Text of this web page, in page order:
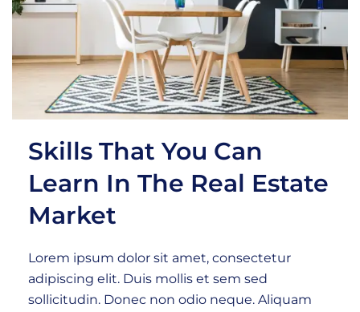
Skills That You Can
Learn In The Real Estate
Market
Lorem ipsum dolor sit amet, consectetur
adipiscing elit. Duis mollis et sem sed
sollicitudin. Donec non odio neque. Aliquam